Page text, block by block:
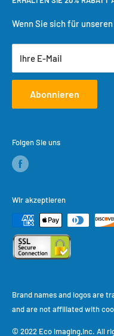
Einkaufswagen
Benutzerkonto erstellen
Versandbedingungen
Rückgaberecht
Servicebedingungen
Wenn Sie sich für
Ihre E-Mail
Abonnieren
Brand names and logos are
and are not affiliated with
© 2022 Eco lmaging,Inc. All
Folgen Sie uns
Wir akzeptieren